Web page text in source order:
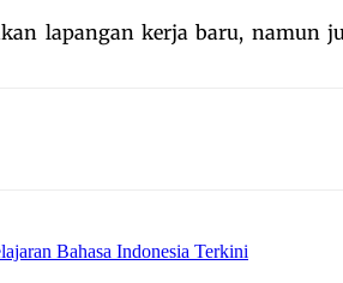
lapangan kerja baru, namun
Bahasa Indonesia Terkini